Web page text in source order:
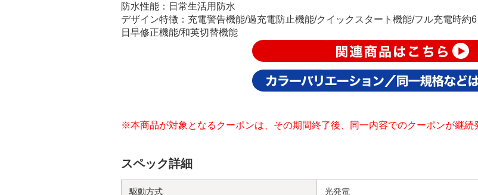
防水性能：日常生活用防水
デザイン特徴：充電警告機能/過充電防止機能/クイックスタート機能/フル充電時約
日早修正機能/和英切替機能
※本商品が対象となるクーポンは、その期間終了後、同一内容でのクーポンが継続
スペック詳細
駆動方式 光発電